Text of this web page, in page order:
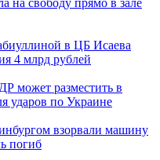
на свободу прямо в зале
в ЦБ Исаева
4 млрд рублей
может разместить в
ударов по Украине
взорвали машину
погиб